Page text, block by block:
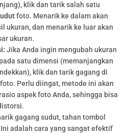
klik dan tarik salah satu
foto. Menarik ke dalam akan
ukuran, dan menarik ke luar akan
ukuran.
Jika Anda ingin mengubah ukuran
satu dimensi (memanjangkan
klik dan tarik gagang di
foto. Perlu diingat, metode ini akan
aspek foto Anda, sehingga bisa
gagang sudut, tahan tombol
adalah cara yang sangat efektif